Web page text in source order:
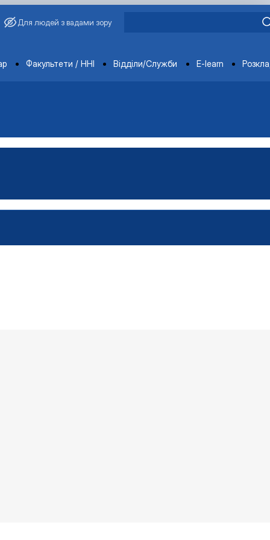
Для людей з вадами зору
Факультети / ННІ Відділи/Служби E-learn